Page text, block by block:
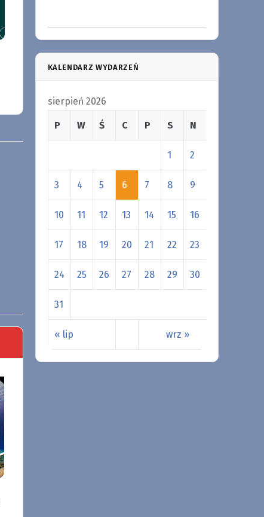
KALENDARZ WYDARZEŃ
sierpień 2026
P W Ś C P S N
« lip wrz »
1 2
3 4 5 6 7 8 9
10 11 12 13 14 15 16
17 18 19 20 21 22 23
24 25 26 27 28 29 30
31